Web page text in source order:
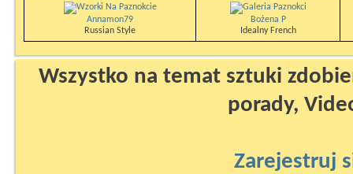
Annamon79
Russian Style
Bożena P
Idealny French
Wszystko na temat sztuki
porady,
Zarejestruj